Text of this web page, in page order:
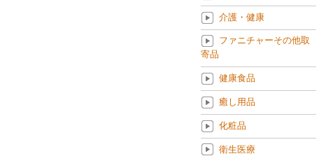
介護・健康
ファニチャーその他取
寄品
健康食品
癒し用品
化粧品
衛生医療